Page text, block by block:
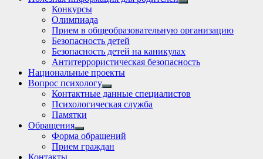
Show
Конкурсы
Олимпиада
Прием в общеобразовательную организацию
Безопасность детей
Безопасность детей на каникулах
Антитеррористическая безопасность
Национальные проекты
Вопрос психологу
Show
sub
menu
Контактные данные специалистов
Психологическая служба
Памятки
Обращения
Show
sub
menu
Форма обращений
Прием граждан
Контакты